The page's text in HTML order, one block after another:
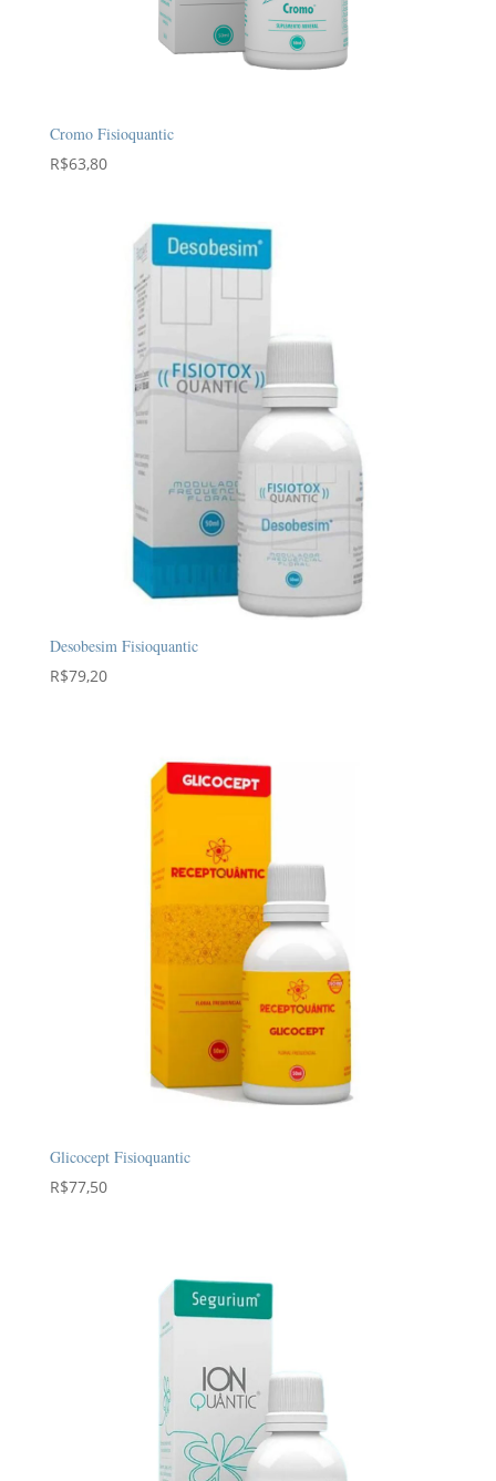
Cromo Fisioquantic
R$63,80
Desobesim Fisioquantic
R$79,20
Glicocept Fisioquantic
R$77,50